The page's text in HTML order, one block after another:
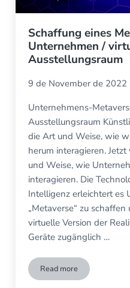
Schaffung eines
Unternehmen /
Ausstellungsraum
9 de November de 2022
Unternehmens-
Ausstellungsraum
die Art und Weise, wie
herum interagieren.
und Weise, wie
interagieren. Die
Intelligenz erleichtert es
„Metaverse“ zu
virtuelle Version der
Geräte zugänglich …
Read moreSchaffung eines